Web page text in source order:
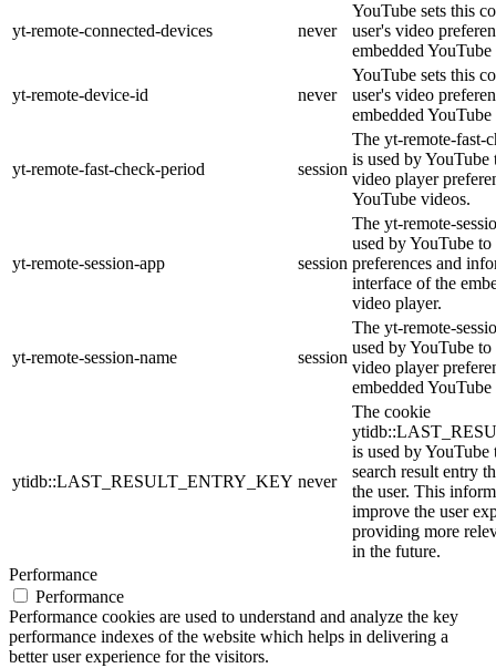
yt-remote-connected-devices never
YouTube sets this
user's video
embedded
yt-remote-device-id never
YouTube sets this
user's video
embedded
yt-remote-fast-check-period session
The yt-remote-fast-
is used by YouTube
video player
YouTube videos.
yt-remote-session-app session
The yt-remote-
used by YouTube to
preferences and
interface of the
video player.
yt-remote-session-name session
The yt-remote-
used by YouTube to
video player
embedded
ytidb::LAST_RESULT_ENTRY_KEY never
The cookie
is used by YouTube
search result entry
the user. This
improve the user
providing more
in the future.
Performance
Performance
Performance cookies are used to understand and analyze the key
performance indexes of the website which helps in delivering a
better user experience for the visitors.